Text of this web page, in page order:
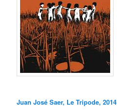
Juan José Saer, Le Tripode, 2014